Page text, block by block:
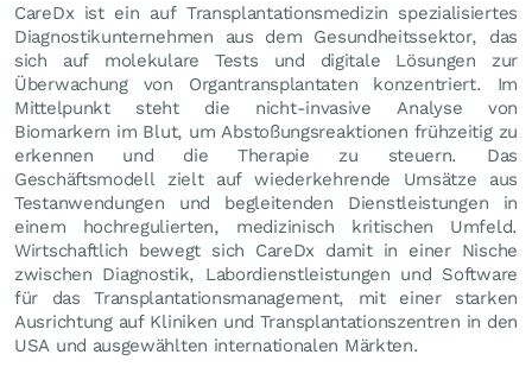
CareDx ist ein auf Transplantationsmedizin spezialisiertes
Diagnostikunternehmen aus dem Gesundheitssektor, das
sich auf molekulare Tests und digitale Lösungen zur
Überwachung von Organtransplantaten konzentriert. Im
Mittelpunkt steht die nicht-invasive Analyse von
Biomarkern im Blut, um Abstoßungsreaktionen frühzeitig zu
erkennen und die Therapie zu steuern. Das
Geschäftsmodell zielt auf wiederkehrende Umsätze aus
Testanwendungen und begleitenden Dienstleistungen in
einem hochregulierten, medizinisch kritischen Umfeld.
Wirtschaftlich bewegt sich CareDx damit in einer Nische
zwischen Diagnostik, Labordienstleistungen und Software
für das Transplantationsmanagement, mit einer starken
Ausrichtung auf Kliniken und Transplantationszentren in den
USA und ausgewählten internationalen Märkten.